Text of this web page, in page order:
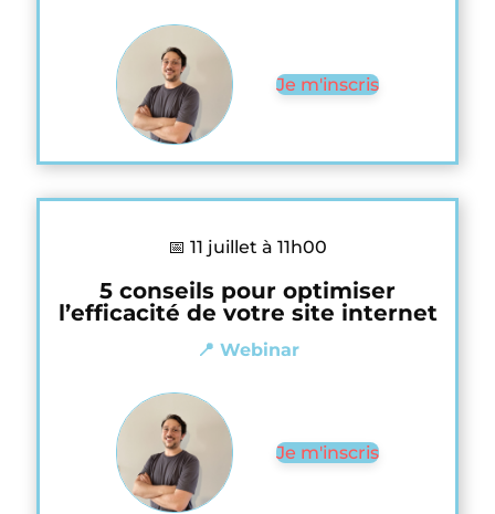
Je m'inscris
📅 11 juillet à 11h00
5 conseils pour optimiser
l’efficacité de votre site internet
📍 Webinar
Je m'inscris